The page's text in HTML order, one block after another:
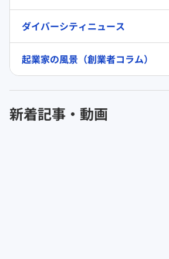
ダイバーシティニュース
起業家の風景（創業者コラム）
新着記事・動画